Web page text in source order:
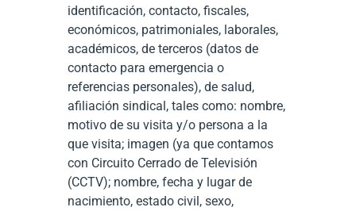
identificación, contacto, fiscales,
económicos, patrimoniales, laborales,
académicos, de terceros (datos de
contacto para emergencia o
referencias personales), de salud,
afiliación sindical, tales como: nombre,
motivo de su visita y/o persona a la
que visita; imagen (ya que contamos
con Circuito Cerrado de Televisión
(CCTV); nombre, fecha y lugar de
nacimiento, estado civil, sexo,